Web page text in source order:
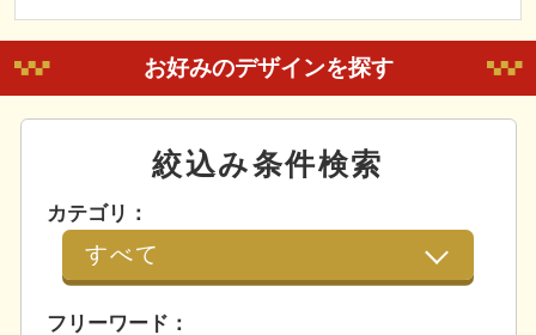
お好みのデザインを探す
絞込み条件検索
カテゴリ：
フリーワード：